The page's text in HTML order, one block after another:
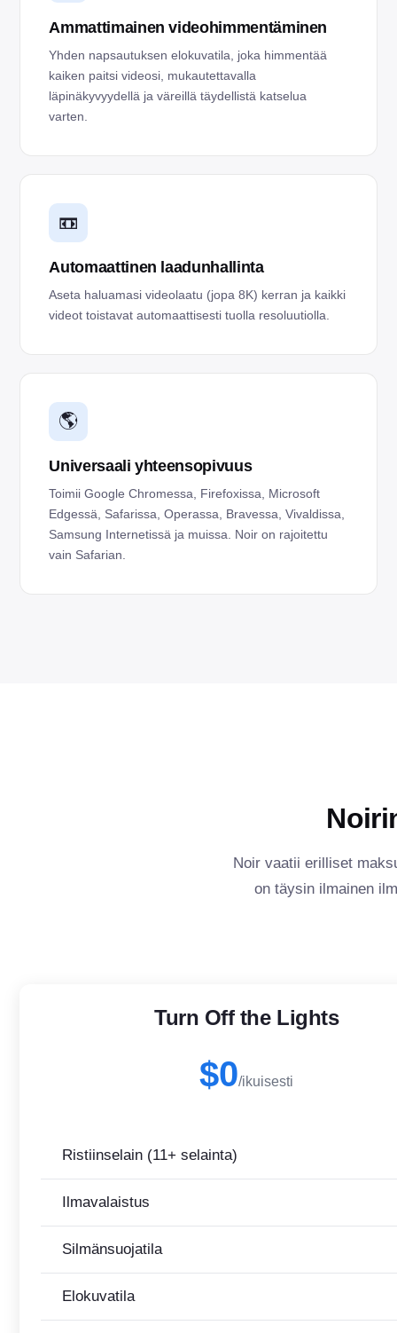
Ammattimainen videohimmentäminen
Yhden napsautuksen elokuvatila, joka himmentää
kaiken paitsi videosi, mukautettavalla
läpinäkyvyydellä ja väreillä täydellistä katselua
varten.
📼
Automaattinen laadunhallinta
Aseta haluamasi videolaatu (jopa 8K) kerran ja kaikki
videot toistavat automaattisesti tuolla resoluutiolla.
🌎
Universaali yhteensopivuus
Toimii Google Chromessa, Firefoxissa, Microsoft
Edgessä, Safarissa, Operassa, Bravessa, Vivaldissa,
Samsung Internetissä ja muissa. Noir on rajoitettu
vain Safarian.
Noir vaatii erilliset
on täysin ilmainen
Turn Off the Lights
$0/ikuisesti
Ristiinselain (11+ selainta)
Ilmavalaistus
Silmänsuojatila
Elokuvatila